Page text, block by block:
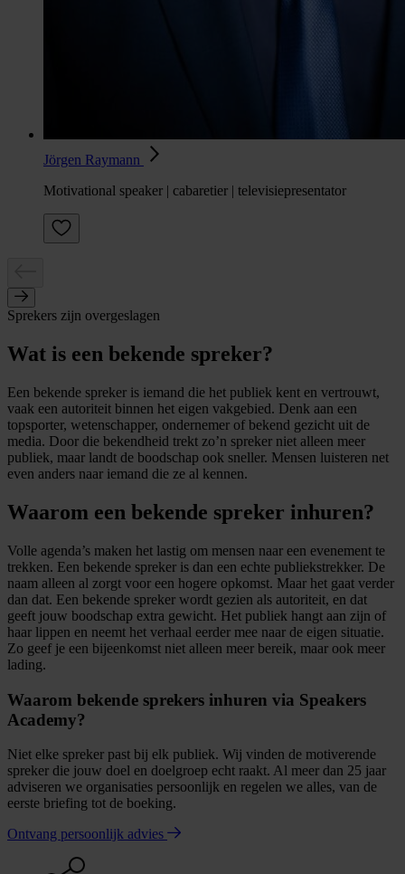
Jörgen Raymann
Motivational speaker | cabaretier | televisiepresentator
Sprekers zijn overgeslagen
Wat is een bekende spreker?
Een bekende spreker is iemand die het publiek kent en vertrouwt,
vaak een autoriteit binnen het eigen vakgebied. Denk aan een
topsporter, wetenschapper, ondernemer of bekend gezicht uit de
media. Door die bekendheid trekt zo’n spreker niet alleen meer
publiek, maar landt de boodschap ook sneller. Mensen luisteren net
even anders naar iemand die ze al kennen.
Waarom een bekende spreker inhuren?
Volle agenda’s maken het lastig om mensen naar een evenement te
trekken. Een bekende spreker is dan een echte publiekstrekker. De
naam alleen al zorgt voor een hogere opkomst. Maar het gaat verder
dan dat. Een bekende spreker wordt gezien als autoriteit, en dat
geeft jouw boodschap extra gewicht. Het publiek hangt aan zijn of
haar lippen en neemt het verhaal eerder mee naar de eigen situatie.
Zo geef je een bijeenkomst niet alleen meer bereik, maar ook meer
lading.
Waarom bekende sprekers inhuren via Speakers
Academy?
Niet elke spreker past bij elk publiek. Wij vinden de motiverende
spreker die jouw doel en doelgroep echt raakt. Al meer dan 25 jaar
adviseren we organisaties persoonlijk en regelen we alles, van de
eerste briefing tot de boeking.
Ontvang persoonlijk advies